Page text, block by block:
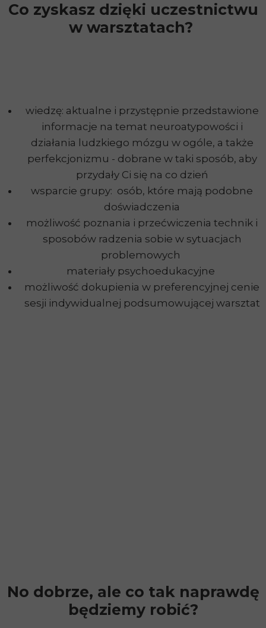
No dobrze, ale co tak naprawdę
będziemy robić?
Co zyskasz dzięki uczestnictwu
w warsztatach?
wiedzę: aktualne i przystępnie przedstawione
informacje na temat neuroatypowości i
działania ludzkiego mózgu w ogóle, a także
perfekcjonizmu - dobrane w taki sposób, aby
przydały Ci się na co dzień
wsparcie grupy: osób, które mają podobne
doświadczenia
możliwość poznania i przećwiczenia technik i
sposobów radzenia sobie w sytuacjach
problemowych
materiały psychoedukacyjne
możliwość dokupienia w preferencyjnej cenie
sesji indywidualnej podsumowującej warsztat